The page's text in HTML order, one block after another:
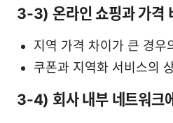
3-3) 온라인 쇼핑과 가격
지역 가격 차이가 큰 경우
쿠폰과 지역화 서비스의
3-4) 회사 내부 네트워크